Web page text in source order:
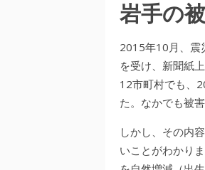
岩手の
2015年10月、震
を受け、新聞紙
12市町村でも、
た。なかでも被
しかし、その内
いことがわかり